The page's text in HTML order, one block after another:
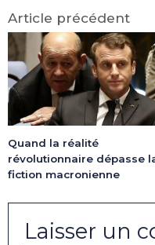
Article précédent
Quand la réalité
révolutionnaire dépasse
fiction macronienne
Laisser un